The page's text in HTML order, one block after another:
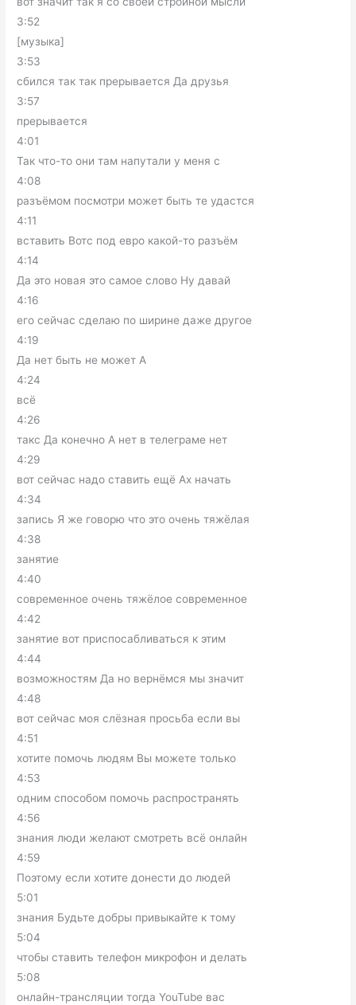
3:52
[музыка]
3:53
сбился так так прерывается Да друзья
3:57
прерывается
4:01
Так что-то они там напутали у меня с
4:08
разъёмом посмотри может быть те удастся
4:11
вставить Вотс под евро какой-то разъём
4:14
Да это новая это самое слово Ну давай
4:16
его сейчас сделаю по ширине даже другое
4:19
Да нет быть не может А
4:24
всё
4:26
такс Да конечно А нет в телеграме нет
4:29
вот сейчас надо ставить ещё Ах начать
4:34
запись Я же говорю что это очень тяжёлая
4:38
занятие
4:40
современное очень тяжёлое современное
4:42
занятие вот приспосабливаться к этим
4:44
возможностям Да но вернёмся мы значит
4:48
вот сейчас моя слёзная просьба если вы
4:51
хотите помочь людям Вы можете только
4:53
одним способом помочь распространять
4:56
знания люди желают смотреть всё онлайн
4:59
Поэтому если хотите донести до людей
5:01
знания Будьте добры привыкайте к тому
5:04
чтобы ставить телефон микрофон и делать
5:08
онлайн-трансляции тогда YouTube вас